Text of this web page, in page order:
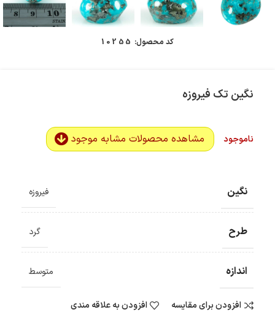
کد محصول: 10255
نگین تک فیروزه
ناموجود مشاهده محصولات مشابه موجود
نگین فیروزه
طرح گرد
اندازه متوسط
افزودن برای مقایسه افزودن به علاقه مندی
ضمانت اصالت کالا